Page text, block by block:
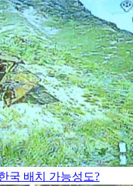
국 배치 가능성도?